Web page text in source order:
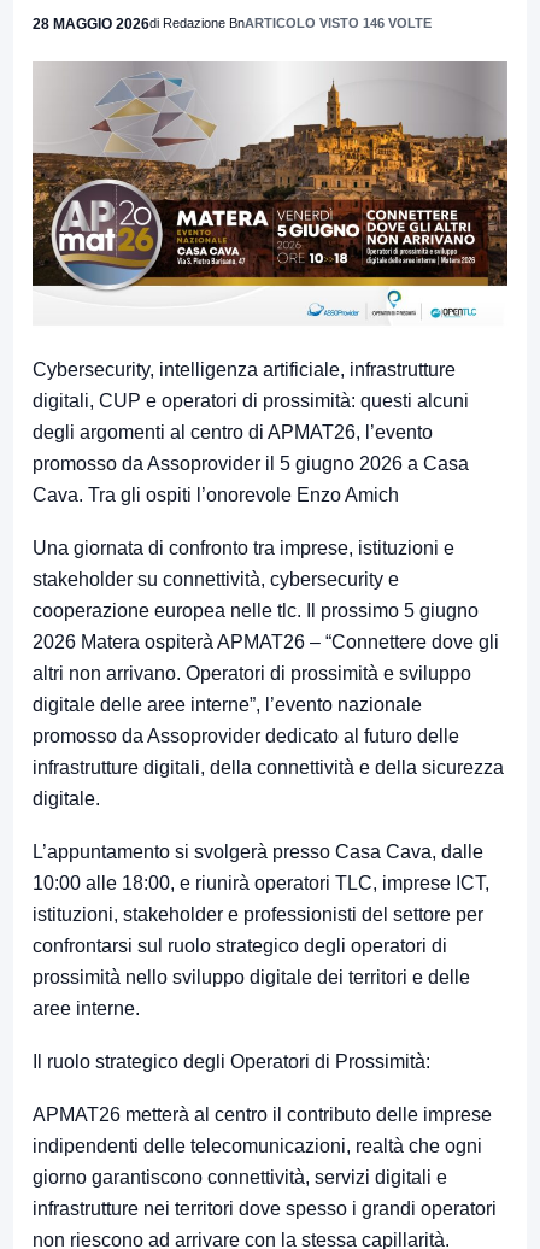
28 MAGGIO 2026di Redazione BnARTICOLO VISTO 146 VOLTE
Cybersecurity, intelligenza artificiale, infrastrutture
digitali, CUP e operatori di prossimità: questi alcuni
degli argomenti al centro di APMAT26, l’evento
promosso da Assoprovider il 5 giugno 2026 a Casa
Cava. Tra gli ospiti l’onorevole Enzo Amich
Una giornata di confronto tra imprese, istituzioni e
stakeholder su connettività, cybersecurity e
cooperazione europea nelle tlc. Il prossimo 5 giugno
2026 Matera ospiterà APMAT26 – “Connettere dove gli
altri non arrivano. Operatori di prossimità e sviluppo
digitale delle aree interne”, l’evento nazionale
promosso da Assoprovider dedicato al futuro delle
infrastrutture digitali, della connettività e della sicurezza
digitale.
L’appuntamento si svolgerà presso Casa Cava, dalle
10:00 alle 18:00, e riunirà operatori TLC, imprese ICT,
istituzioni, stakeholder e professionisti del settore per
confrontarsi sul ruolo strategico degli operatori di
prossimità nello sviluppo digitale dei territori e delle
aree interne.
Il ruolo strategico degli Operatori di Prossimità:
APMAT26 metterà al centro il contributo delle imprese
indipendenti delle telecomunicazioni, realtà che ogni
giorno garantiscono connettività, servizi digitali e
infrastrutture nei territori dove spesso i grandi operatori
non riescono ad arrivare con la stessa capillarità.